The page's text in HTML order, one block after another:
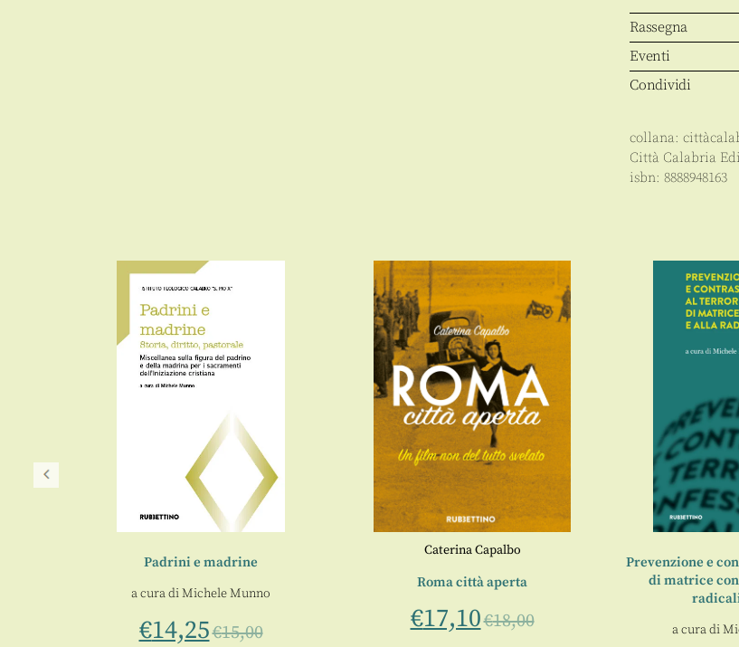
territoriale
quantità
Rassegna
Eventi
Condividi
collana:
Città Calabria
isbn: 8888948163
Padrini e madrine
a cura diMichele Munno
€14,25€15,00
Caterina Capalbo
Roma città aperta
€17,10€18,00
Prevenzione e
di matrice
a cura di